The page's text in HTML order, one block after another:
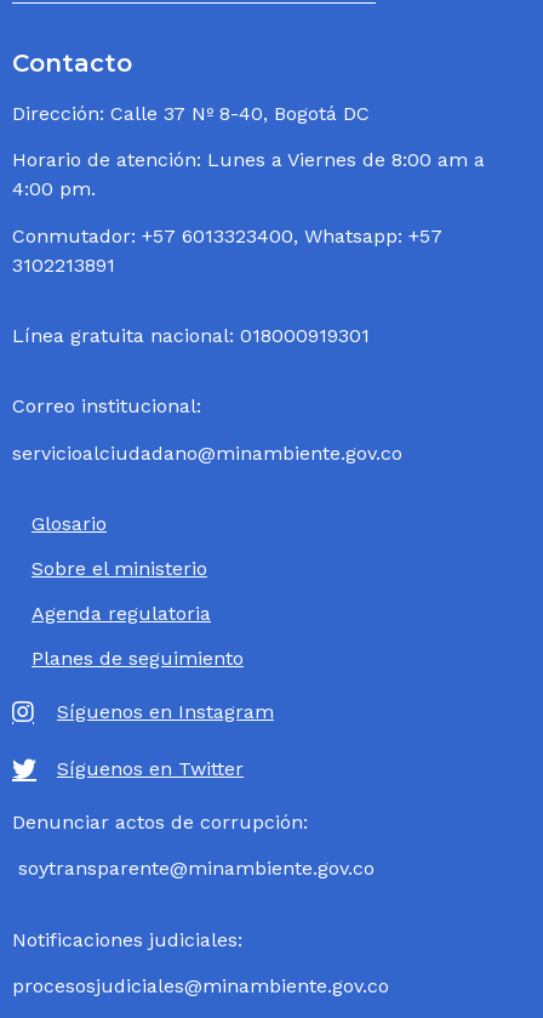
Contacto
Dirección: Calle 37 Nº 8-40, Bogotá DC
Horario de atención: Lunes a Viernes de 8:00 am a
4:00 pm.
Conmutador: +57 6013323400, Whatsapp: +57
3102213891
Línea gratuita nacional: 018000919301
Correo institucional:
servicioalciudadano@minambiente.gov.co
Glosario
Sobre el ministerio
Agenda regulatoria
Planes de seguimiento
Síguenos en Instagram
Síguenos en Twitter
Denunciar actos de corrupción:
soytransparente@minambiente.gov.co
Notificaciones judiciales:
procesosjudiciales@minambiente.gov.co